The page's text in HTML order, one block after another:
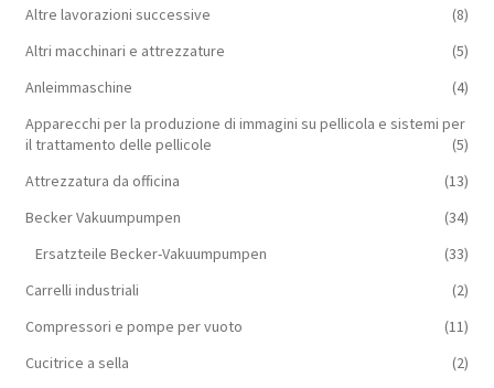
Altre lavorazioni successive
(8)
Altri macchinari e attrezzature
(5)
Anleimmaschine
(4)
Apparecchi per la produzione di immagini su pellicola e sistemi per
il trattamento delle pellicole
(5)
Attrezzatura da officina
(13)
Becker Vakuumpumpen
(34)
Ersatzteile Becker-Vakuumpumpen
(33)
Carrelli industriali
(2)
Compressori e pompe per vuoto
(11)
Cucitrice a sella
(2)